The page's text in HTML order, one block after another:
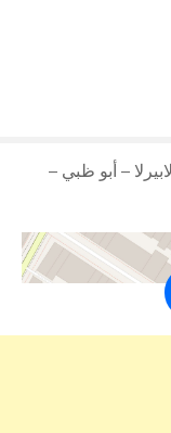
– أبو ظبي –